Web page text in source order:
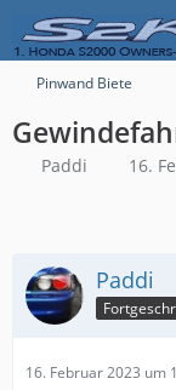
Pinwand Biete
Paddi 16.
Paddi
16. Februar 2023 um